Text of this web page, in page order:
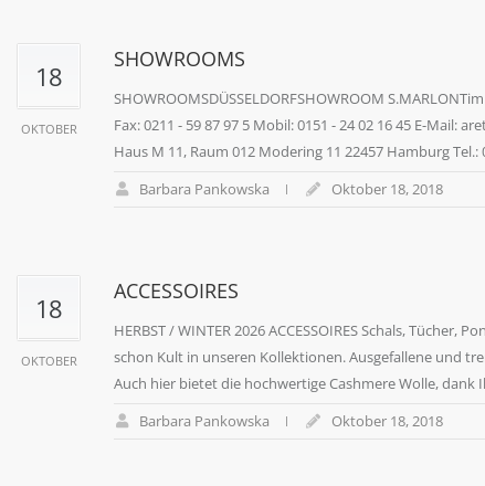
18
OKTOBER
SHOWROOMS
SHOWROOMSDÜSSELDORFSHOWROOM
Fax: 0211 - 59 87 97 5 Mobil: 0151 - 24 02 16 45 E-
Haus M 11, Raum 012 Modering 11 22457 Hamburg Tel.:
Barbara Pankowska Oktober 18, 2018
18
OKTOBER
ACCESSOIRES
HERBST / WINTER 2026 ACCESSOIRES Schals,
schon Kult in unseren Kollektionen. Ausgefallene und
Auch hier bietet die hochwertige Cashmere Wolle,
Barbara Pankowska Oktober 18, 2018